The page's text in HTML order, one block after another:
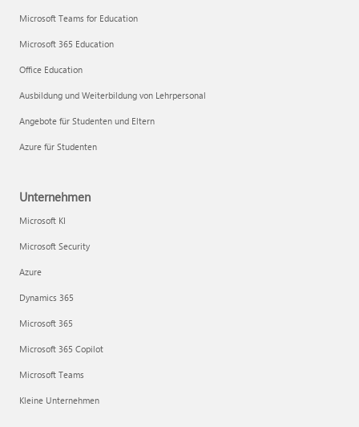
Microsoft Teams for Education
Microsoft 365 Education
Office Education
Ausbildung und Weiterbildung von Lehrpersonal
Angebote für Studenten und Eltern
Azure für Studenten
Unternehmen
Microsoft KI
Microsoft Security
Azure
Dynamics 365
Microsoft 365
Microsoft 365 Copilot
Microsoft Teams
Kleine Unternehmen